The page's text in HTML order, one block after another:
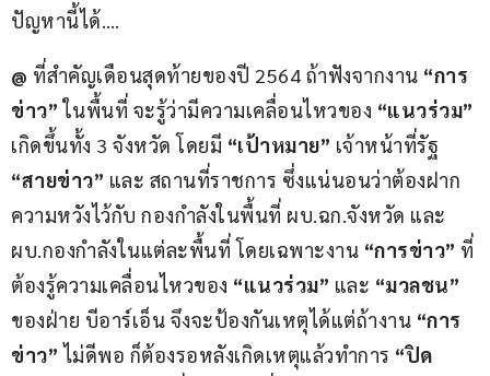
ปัญหานี้ได้….
@ ที่สำคัญเดือนสุดท้ายของปี 2564 ถ้าฟังจากงาน “การ
ข่าว” ในพื้นที่ จะรู้ว่ามีความเคลื่อนไหวของ “แนวร่วม”
เกิดขึ้นทั้ง 3 จังหวัด โดยมี “เป้าหมาย” เจ้าหน้าที่รัฐ
“สายข่าว” และ สถานที่ราชการ ซึ่งแน่นอนว่าต้องฝาก
ความหวังไว้กับ กองกำลังในพื้นที่ ผบ.ฉก.จังหวัด และ
ผบ.กองกำลังในแต่ละพื้นที่ โดยเฉพาะงาน “การข่าว” ที่
ต้องรู้ความเคลื่อนไหวของ “แนวร่วม” และ “มวลชน”
ของฝ่าย บีอาร์เอ็น จึงจะป้องกันเหตุได้แต่ถ้างาน “การ
ข่าว” ไม่ดีพอ ก็ต้องรอหลังเกิดเหตุแล้วทำการ “ปิด